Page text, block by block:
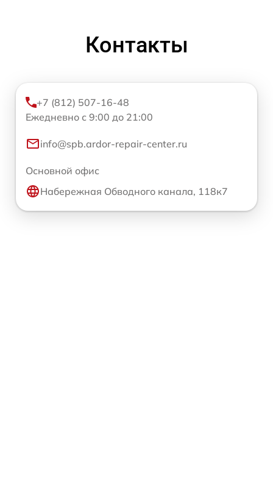
Контакты
+7 (812) 507-16-48
Ежедневно с 9:00 до 21:00
info@spb.ardor-repair-center.ru
Основной офис
Набережная Обводного канала, 118к7